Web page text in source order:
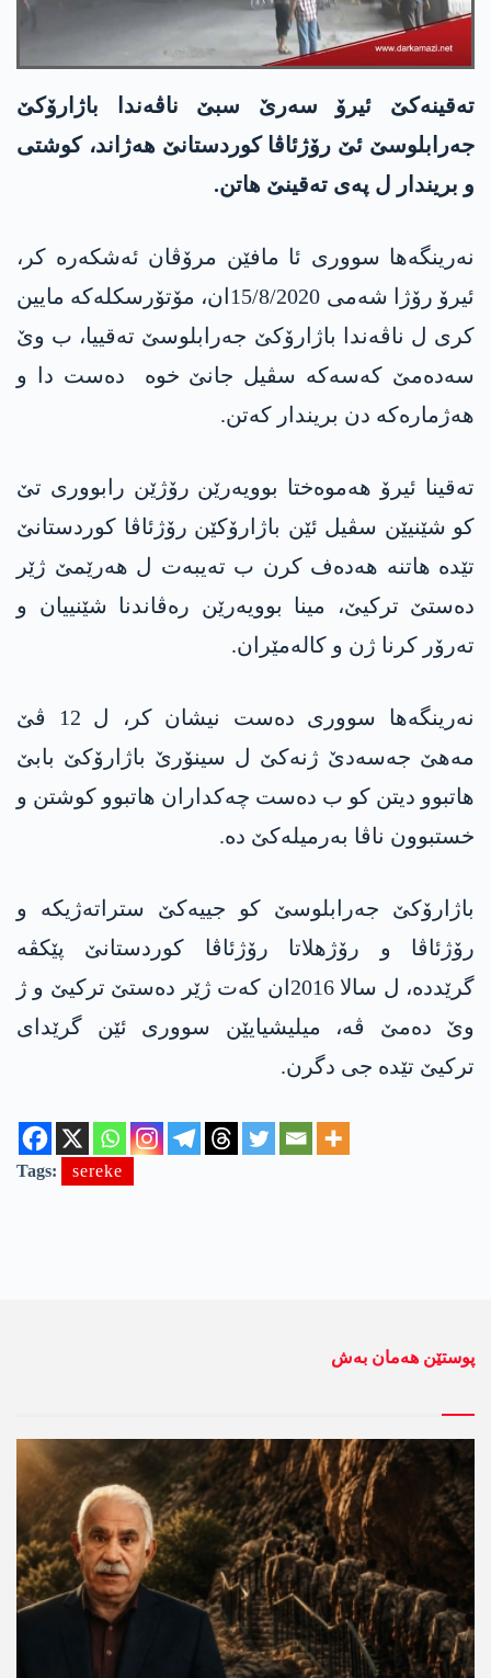
ته‌قینه‌كێ ئیرۆ سه‌رێ سبێ ناڤه‌ندا باژارۆكێ
جه‌رابلوسێ ئێ رۆژئاڤا كوردستانێ هه‌ژاند، كوشتی
و بریندار ل په‌ی ته‌قینێ هاتن.
نه‌رینگه‌ها سووری ئا مافێن مرۆڤان ئه‌شكه‌ره‌ كر،
ئیرۆ رۆژا شه‌می 15/8/2020ان، مۆتۆرسكله‌كه‌ مایین
كری ل ناڤه‌ندا باژارۆكێ جه‌رابلوسێ ته‌قییا، ب وێ
سه‌ده‌مێ كه‌سه‌كه‌ سڤیل جانێ خوه‌ ده‌ست دا و
هه‌ژماره‌كه‌ دن بریندار كه‌تن.
ته‌قینا ئیرۆ هه‌موه‌ختا بوویه‌رێن رۆژێن رابووری تێ
كو شێنیێن سڤیل ئێن باژارۆكێن رۆژئاڤا كوردستانێ
تێده‌ هاتنه‌ هه‌ده‌ف كرن ب ته‌یبه‌ت ل هه‌رێمێ ژێر
ده‌ستێ تركیێ، مینا بوویه‌رێن ره‌ڤاندنا شێنییان و
ته‌رۆر كرنا ژن و كاله‌مێران.
نه‌رینگه‌ها سووری ده‌ست نیشان كر، ل 12 ڤێ
مه‌هێ جه‌سه‌دێ ژنه‌كێ ل سینۆرێ باژارۆكێ بابێ
هاتبوو دیتن كو ب ده‌ست چه‌كداران هاتبوو كوشتن و
خستبوون ناڤا به‌رمیله‌كێ ده‌.
باژارۆكێ جه‌رابلوسێ كو جییه‌كێ ستراته‌ژیكه‌ و
رۆژئاڤا و رۆژهلاتا رۆژئاڤا كوردستانێ پێكڤه‌
گرێدده‌، ل سالا 2016ان كه‌ت ژێر ده‌ستێ تركیێ و ژ
وێ ده‌مێ ڤه‌، میلیشیایێن سووری ئێن گرێدای
تركیێ تێده‌ جی دگرن.
Tags: sereke
پوستێن ھەمان بەش